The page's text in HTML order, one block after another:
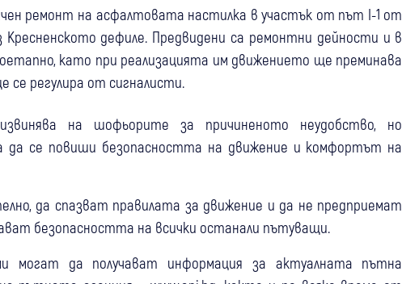
ремонт на асфалтовата настилка в участък от път I-1 от
Кресненското дефиле. Предвидени са ремонтни дейности и в
като при реализацията им движението ще преминава
регулира от сигналисти.
на шофьорите за причиненото неудобство, но
да се повиши безопасността на движение и комфортът на
да спазват правилата за движение и да не предприемат
безопасността на всички останали пътуващи.
могат да получават информация за актуалната пътна